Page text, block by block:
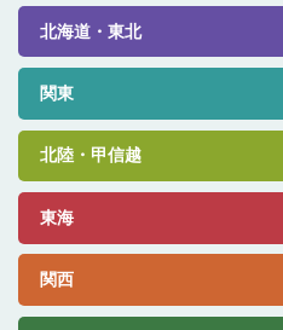
北海道・東北
関東
北陸・甲信越
東海
関西